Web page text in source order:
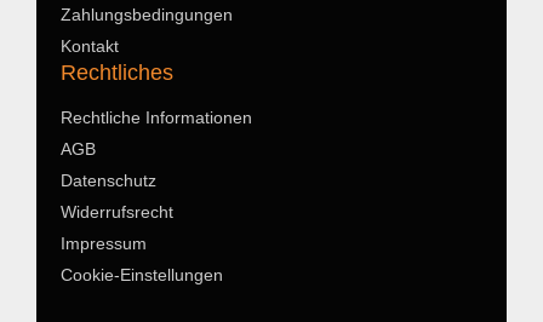
Zahlungsbedingungen
Kontakt
Rechtliches
Rechtliche Informationen
AGB
Datenschutz
Widerrufsrecht
Impressum
Cookie-Einstellungen